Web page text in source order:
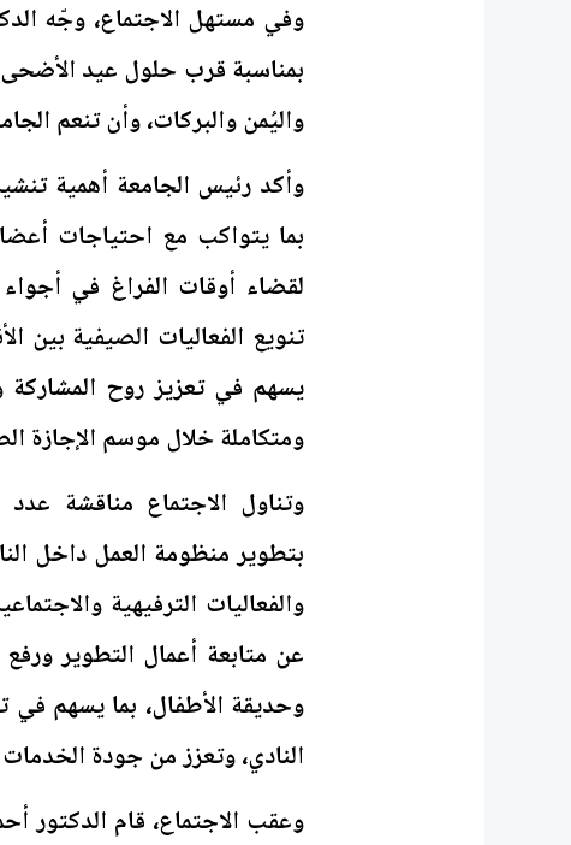
وفي مستهل الاجتماع، وجّه
بمناسبة قرب حلول عيد الأضحى
واليُمن والبركات، وأن تنعم
وأكد رئيس الجامعة أهمية
بما يتواكب مع احتياجات
لقضاء أوقات الفراغ في
تنويع الفعاليات الصيفية بين
يسهم في تعزيز روح المشاركة
ومتكاملة خلال موسم الإجازة
وتناول الاجتماع مناقشة عدد
بتطوير منظومة العمل داخل
والفعاليات الترفيهية
عن متابعة أعمال التطوير
وحديقة الأطفال، بما يسهم في
النادي، وتعزز من جودة
وعقب الاجتماع، قام الدكتور